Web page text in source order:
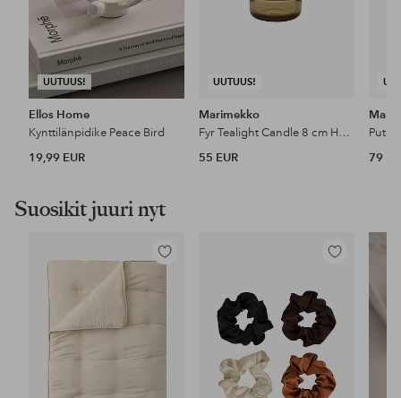
UUTUUS!
Ellos Home
Kynttilänpidike Peace Bird
19,99 EUR
UUTUUS!
Marimekko
Fyr Tealight Candle 8 cm Holder
55 EUR
79
Suosikit juuri nyt
Lisää
Lisää